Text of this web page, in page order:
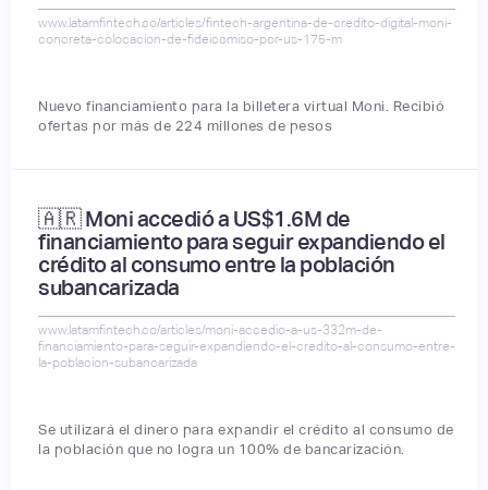
www.latamfintech.co/articles/fintech-argentina-de-credito-digital-moni-
concreta-colocacion-de-fideicomiso-por-us-175-m
Nuevo financiamiento para la billetera virtual Moni. Recibió
ofertas por más de 224 millones de pesos
🇦🇷 Moni accedió a US$1.6M de
financiamiento para seguir expandiendo el
crédito al consumo entre la población
subancarizada
www.latamfintech.co/articles/moni-accedio-a-us-332m-de-
financiamiento-para-seguir-expandiendo-el-credito-al-consumo-entre-
la-poblacion-subancarizada
Se utilizará el dinero para expandir el crédito al consumo de
la población que no logra un 100% de bancarización.